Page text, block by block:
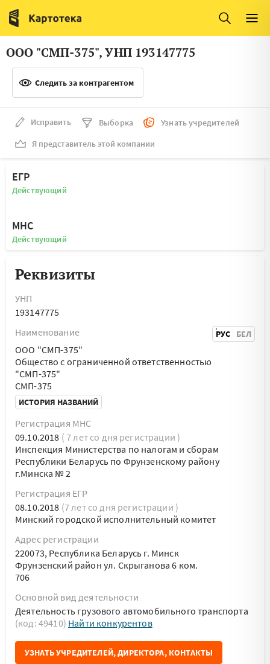
Италия
Люксембург
Литва
Нидерланды
ООО "СМП-375", УНП 193147775
Следить за контрагентом
Исправить Выборка
Узнать учредителей
Я представитель этой компании
ЕГР
Действующий
МНС
Действующий
Реквизиты
УНП
193147775
Наименование
РУС БЕЛ
ООО "СМП-375"
Общество с ограниченной ответственностью
"СМП-375"
СМП-375
ИСТОРИЯ НАЗВАНИЙ
Регистрация МНС
09.10.2018 ( 7 лет со дня регистрации )
Инспекция Министерства по налогам и сборам
Республики Беларусь по Фрунзенскому району
г.Минска № 2
Регистрация ЕГР
08.10.2018 (7 лет со дня регистрации )
Минский городской исполнительный комитет
Адрес регистрации
220073, Республика Беларусь г. Минск
Фрунзенский район ул. Скрыганова 6 ком.
706
Основной вид деятельности
Деятельность грузового автомобильного транспорта
(код: 49410) Найти конкурентов
УЗНАТЬ УЧРЕДИТЕЛЕЙ, ДИРЕКТОРА, КОНТАКТЫ